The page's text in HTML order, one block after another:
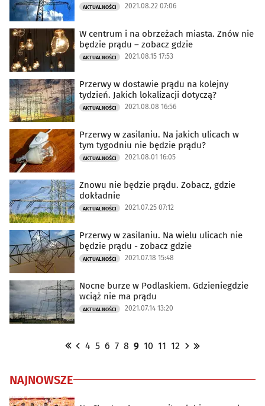
AKTUALNOŚCI 2021.08.22 07:06
W centrum i na obrzeżach miasta. Znów nie
będzie prądu – zobacz gdzie
AKTUALNOŚCI 2021.08.15 17:53
Przerwy w dostawie prądu na kolejny
tydzień. Jakich lokalizacji dotyczą?
AKTUALNOŚCI 2021.08.08 16:56
Przerwy w zasilaniu. Na jakich ulicach w
tym tygodniu nie będzie prądu?
AKTUALNOŚCI 2021.08.01 16:05
Znowu nie będzie prądu. Zobacz, gdzie
dokładnie
AKTUALNOŚCI 2021.07.25 07:12
Przerwy w zasilaniu. Na wielu ulicach nie
będzie prądu - zobacz gdzie
AKTUALNOŚCI 2021.07.18 15:48
Nocne burze w Podlaskiem. Gdzieniegdzie
wciąż nie ma prądu
AKTUALNOŚCI 2021.07.14 13:20
4 5 6 7 8 9 10 11 12
NAJNOWSZE